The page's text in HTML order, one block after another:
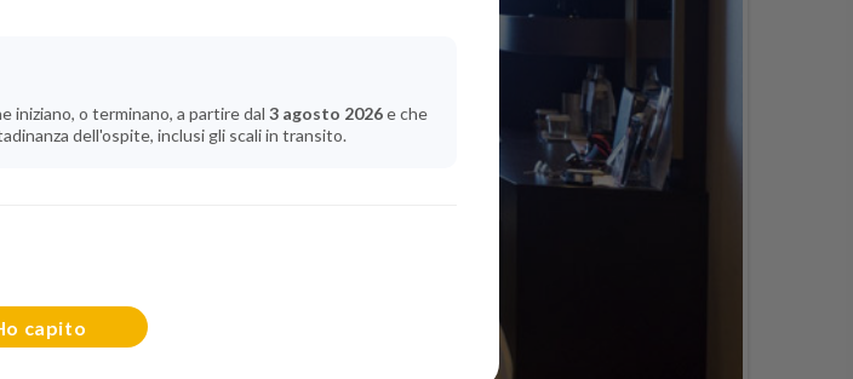
iniziano, o terminano, a partire dal 3 agosto 2026e che
dell'ospite, inclusi gli scali in transito.
capito